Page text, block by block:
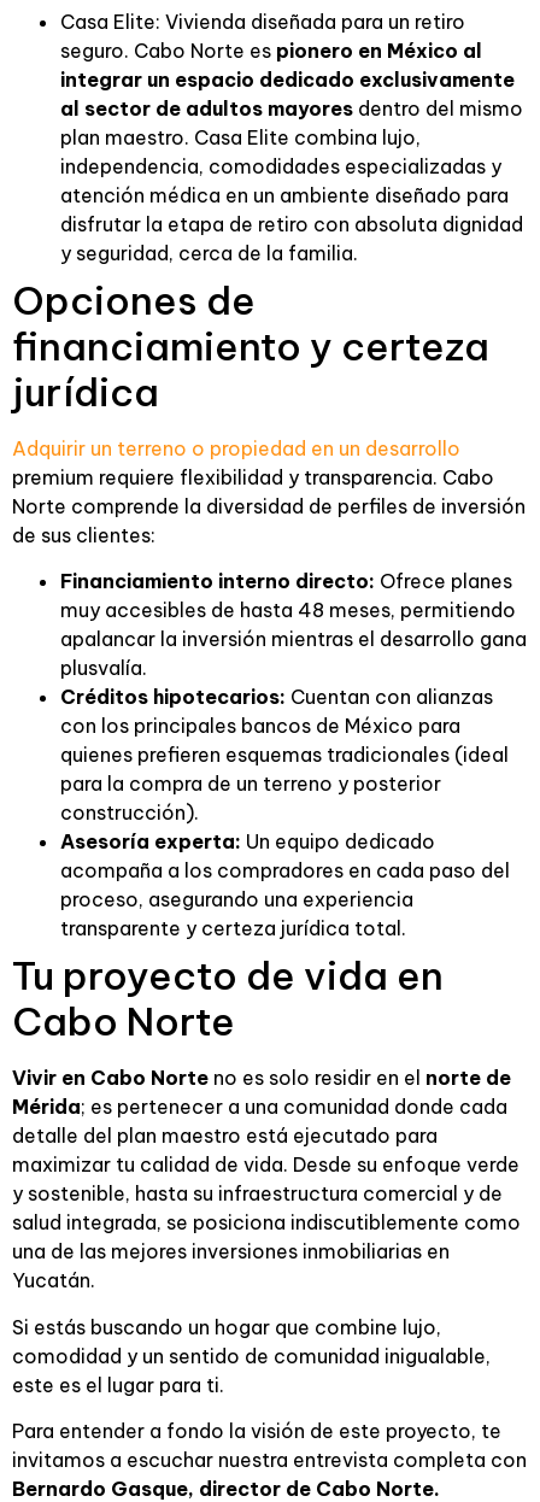
Casa Elite: Vivienda diseñada para un retiro
seguro. Cabo Norte es pionero en México al
integrar un espacio dedicado exclusivamente
al sector de adultos mayores dentro del mismo
plan maestro. Casa Elite combina lujo,
independencia, comodidades especializadas y
atención médica en un ambiente diseñado para
disfrutar la etapa de retiro con absoluta dignidad
y seguridad, cerca de la familia.
Opciones de
financiamiento y certeza
jurídica
Adquirir un terreno o propiedad en un desarrollo
premium requiere flexibilidad y transparencia. Cabo
Norte comprende la diversidad de perfiles de inversión
de sus clientes:
Financiamiento interno directo: Ofrece planes
muy accesibles de hasta 48 meses, permitiendo
apalancar la inversión mientras el desarrollo gana
plusvalía.
Créditos hipotecarios: Cuentan con alianzas
con los principales bancos de México para
quienes prefieren esquemas tradicionales (ideal
para la compra de un terreno y posterior
construcción).
Asesoría experta: Un equipo dedicado
acompaña a los compradores en cada paso del
proceso, asegurando una experiencia
transparente y certeza jurídica total.
Tu proyecto de vida en
Cabo Norte
Vivir en Cabo Norte no es solo residir en el norte de
Mérida; es pertenecer a una comunidad donde cada
detalle del plan maestro está ejecutado para
maximizar tu calidad de vida. Desde su enfoque verde
y sostenible, hasta su infraestructura comercial y de
salud integrada, se posiciona indiscutiblemente como
una de las mejores inversiones inmobiliarias en
Yucatán.
Si estás buscando un hogar que combine lujo,
comodidad y un sentido de comunidad inigualable,
este es el lugar para ti.
Para entender a fondo la visión de este proyecto, te
invitamos a escuchar nuestra entrevista completa con
Bernardo Gasque, director de Cabo Norte.